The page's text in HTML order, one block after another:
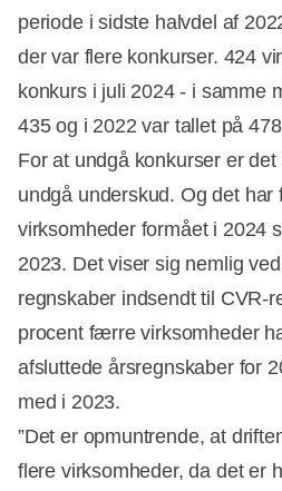
periode i sidste halvdel af
der var flere konkurser. 424
konkurs i juli 2024 - i samme
435 og i 2022 var tallet på
For at undgå konkurser er
undgå underskud. Og det har
virksomheder formået i 2024
2023. Det viser sig nemlig
regnskaber indsendt til CVR-
procent færre virksomheder
afsluttede årsregnskaber for
med i 2023.
”Det er opmuntrende, at
flere virksomheder, da det er